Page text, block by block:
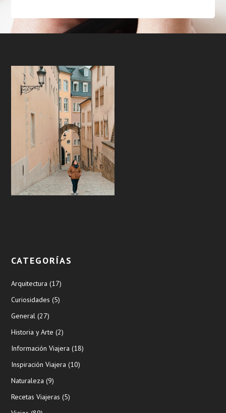
CATEGORÍAS
Arquitectura (17)
Curiosidades (5)
General (27)
Historia y Arte (2)
Información Viajera (18)
Inspiración Viajera (10)
Naturaleza (9)
Recetas Viajeras (5)